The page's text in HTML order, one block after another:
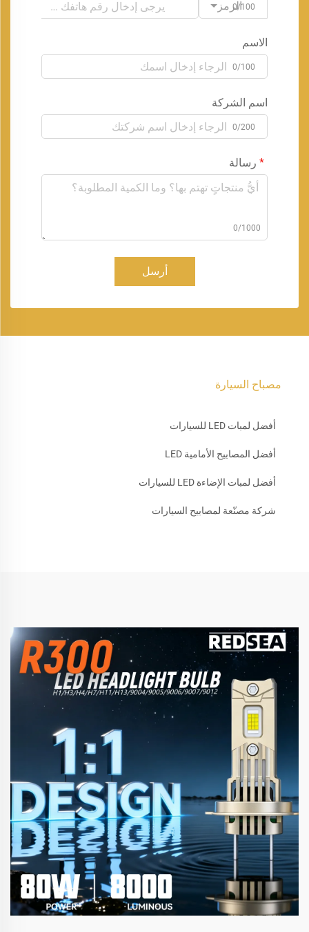
الرمز0/100
الاسم
0/100
اسم الشركة
0/200
رسالة
0/1000
أرسل
مصباح السيارة
أفضل لمبات LED للسيارات
أفضل المصابيح الأمامية LED
أفضل لمبات الإضاءة LED للسيارات
شركة مصنّعة لمصابيح السيارات